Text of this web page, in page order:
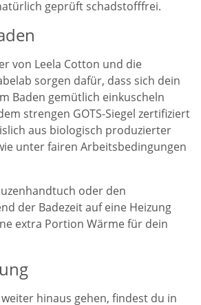
geprüft schadstofffrei.
von Leela Cotton und die
sorgen dafür, dass sich dein
Baden gemütlich einkuscheln
strengen GOTS-Siegel zertifiziert
aus biologisch produzierter
unter fairen Arbeitsbedingungen
oder den
der Badezeit auf eine Heizung
extra Portion Wärme für dein
hinaus gehen, findest du in